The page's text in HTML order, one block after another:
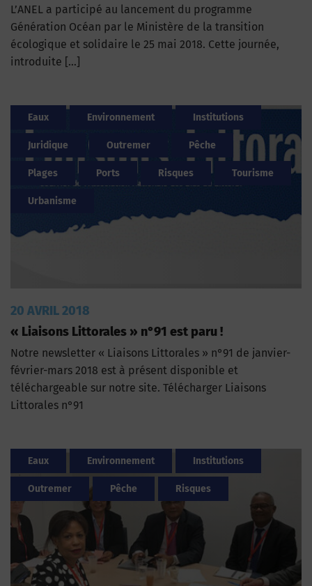
L’ANEL a participé au lancement du programme
Génération Océan par le Ministère de la transition
écologique et solidaire le 25 mai 2018. Cette journée,
introduite […]
Eaux Environnement Institutions
Juridique Outremer Pêche
Plages Ports Risques Tourisme
Urbanisme
20 AVRIL 2018
« Liaisons Littorales » n°91 est paru !
Notre newsletter « Liaisons Littorales » n°91 de janvier-
février-mars 2018 est à présent disponible et
téléchargeable sur notre site. Télécharger Liaisons
Littorales n°91
Eaux Environnement Institutions
Outremer Pêche Risques